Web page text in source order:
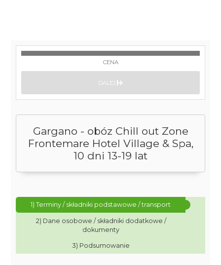
Gargano - obóz Chill out Zone
Frontemare Hotel Village & Spa,
10 dni 13-19 lat
1) Terminy / składniki podstawowe / transport
2) Dane osobowe / składniki dodatkowe /
dokumenty
3) Podsumowanie
CENA
DALEJ